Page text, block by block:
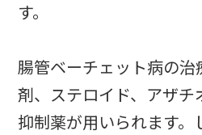
す。
腸管ベーチェット病の
剤、ステロイド、アザ
抑制薬が用いられます